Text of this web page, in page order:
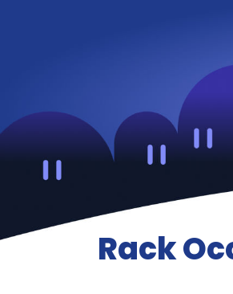
Rack